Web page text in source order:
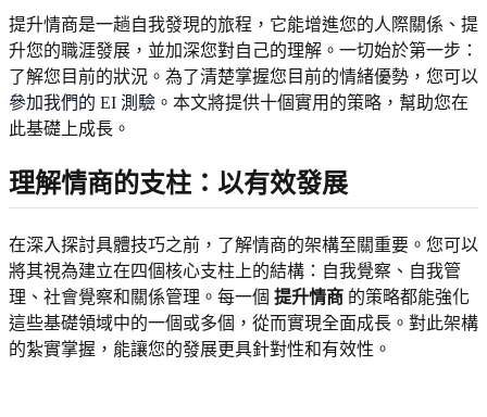
提升情商是一趟自我發現的旅程，它能增進您的人際關係、提
升您的職涯發展，並加深您對自己的理解。一切始於第一步：
了解您目前的狀況。為了清楚掌握您目前的情緒優勢，您可以
參加我們的 EI 測驗 。本文將提供十個實用的策略，幫助您在
此基礎上成長。
理解情商的支柱：以有效發展
在深入探討具體技巧之前，了解情商的架構至關重要。您可以
將其視為建立在四個核心支柱上的結構：自我覺察、自我管
理、社會覺察和關係管理。每一個 提升情商 的策略都能強化
這些基礎領域中的一個或多個，從而實現全面成長。對此架構
的紮實掌握，能讓您的發展更具針對性和有效性。